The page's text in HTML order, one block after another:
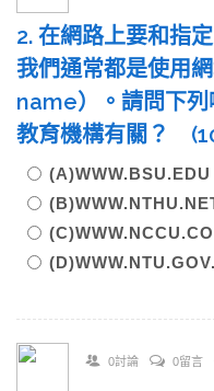
2. 在網路上要和指
我們通常都是使用
name）。請問下
教育機構有關？
0討論 0留言